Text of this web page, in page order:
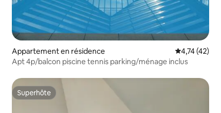
Appartement en résidence Évaluation
4,74 (42)
Apt 4p/balcon piscine tennis parking/ménage inclus
Superhôte
Superhôte